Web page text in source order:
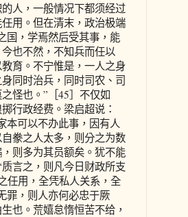
人，一般情况下都须经过
用。但在清末，政治极端
国，学焉然后受其事，能
也不然，不知兵而任以
育。不宁惟是，一人之身
同时治兵，同时司农、司
怪也。”［45］不仅如
行政经费。梁启超说：
本可以不办此事，因有人
豢之人太多，则分之为数
则多为其员额矣。犹不能
言之，则凡今日财政所支
任用，全凭私人关系，全
罪，则人亦何必忠于厥
也。荒嬉怠惰恒苦不给，